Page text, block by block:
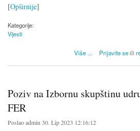
[Opširnije]
Kategorije:
Vijesti
Više
o Dodite na FERConnect - gost dr. Luc Julia
... Prijavite seili
Poziv na Izbornu skupštinu
FER
Poslaoadmin 30. Lip 2023 12:16:12